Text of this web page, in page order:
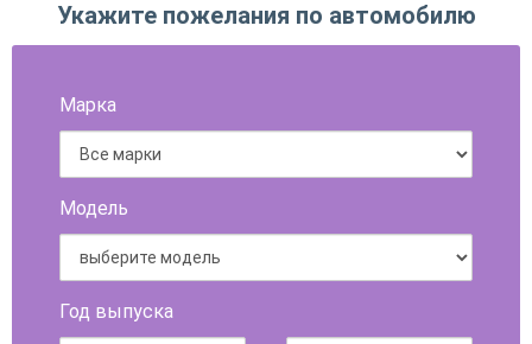
Укажите пожелания по автомобилю
Марка
Модель
Год выпуска